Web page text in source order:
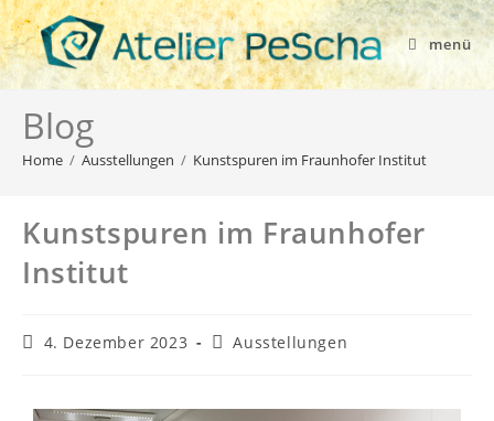
menü
Blog
Home / Ausstellungen / Kunstspuren im Fraunhofer Institut
Kunstspuren im Fraunhofer
Institut
4. Dezember 2023 Ausstellungen